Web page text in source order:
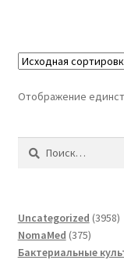
Отображение
Найти:
Uncategorized 3958
NomaMed 375375
Бактериальные